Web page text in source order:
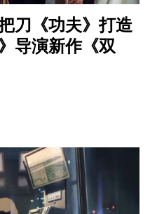
刀《功夫》打造
导演新作《双